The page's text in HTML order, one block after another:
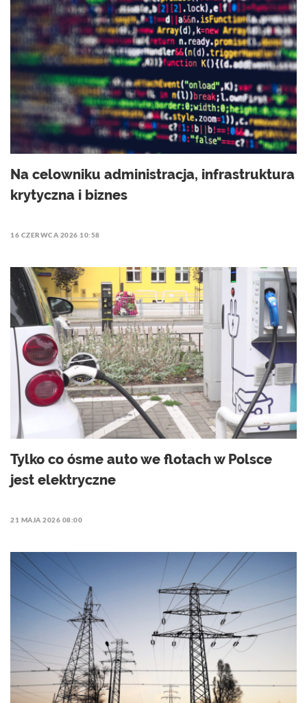
Na celowniku administracja, infrastruktura
krytyczna i biznes
16 CZERWCA 2026 10:58
Tylko co ósme auto we flotach w Polsce
jest elektryczne
21 MAJA 2026 08:00